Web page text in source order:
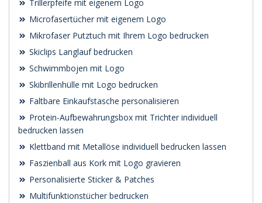
Trillerpfeife mit eigenem Logo
Microfasertücher mit eigenem Logo
Mikrofaser Putztuch mit Ihrem Logo bedrucken
Skiclips Langlauf bedrucken
Schwimmbojen mit Logo
Skibrillenhülle mit Logo bedrucken
Faltbare Einkaufstasche personalisieren
Protein-Aufbewahrungsbox mit Trichter individuell
bedrucken lassen
Klettband mit Metallöse individuell bedrucken lassen
Faszienball aus Kork mit Logo gravieren
Personalisierte Sticker & Patches
Multifunktionstücher bedrucken